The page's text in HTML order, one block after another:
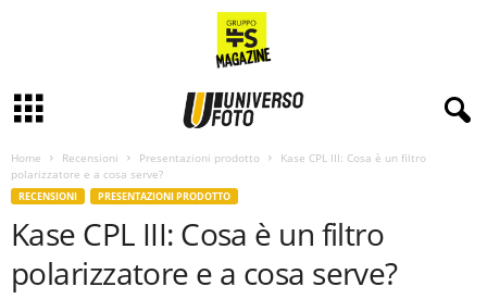
Home Recensioni Presentazioni prodotto
Kase CPL III: Cosa è un filtro
polarizzatore e a cosa serve?
RECENSIONI PRESENTAZIONI PRODOTTO
Kase CPL III: Cosa è un filtro
polarizzatore e a cosa serve?